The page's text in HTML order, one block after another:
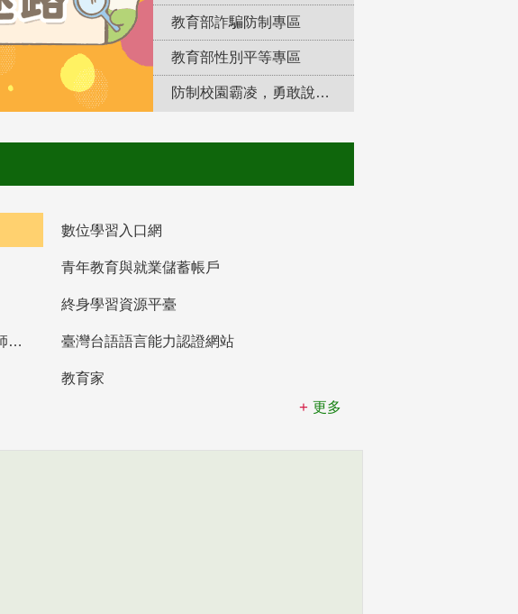
教育部詐騙防制專區
教育部性別平等專區
防制校園霸凌，勇敢說出來！
數位學習入口網
青年教育與就業儲蓄帳戶
終身學習資源平臺
教育部高中等以下學校及幼兒園教師資格檢定考試 臺灣台語語言能力認證網站
教育家
更多